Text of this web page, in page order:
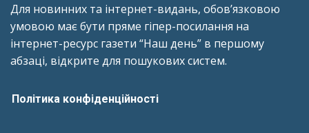
Для новинних та інтернет-видань, обов’язковою
умовою має бути пряме гіпер-посилання на
інтернет-ресурс газети “Наш день” в першому
абзаці, відкрите для пошукових систем.
Політика конфіденційності